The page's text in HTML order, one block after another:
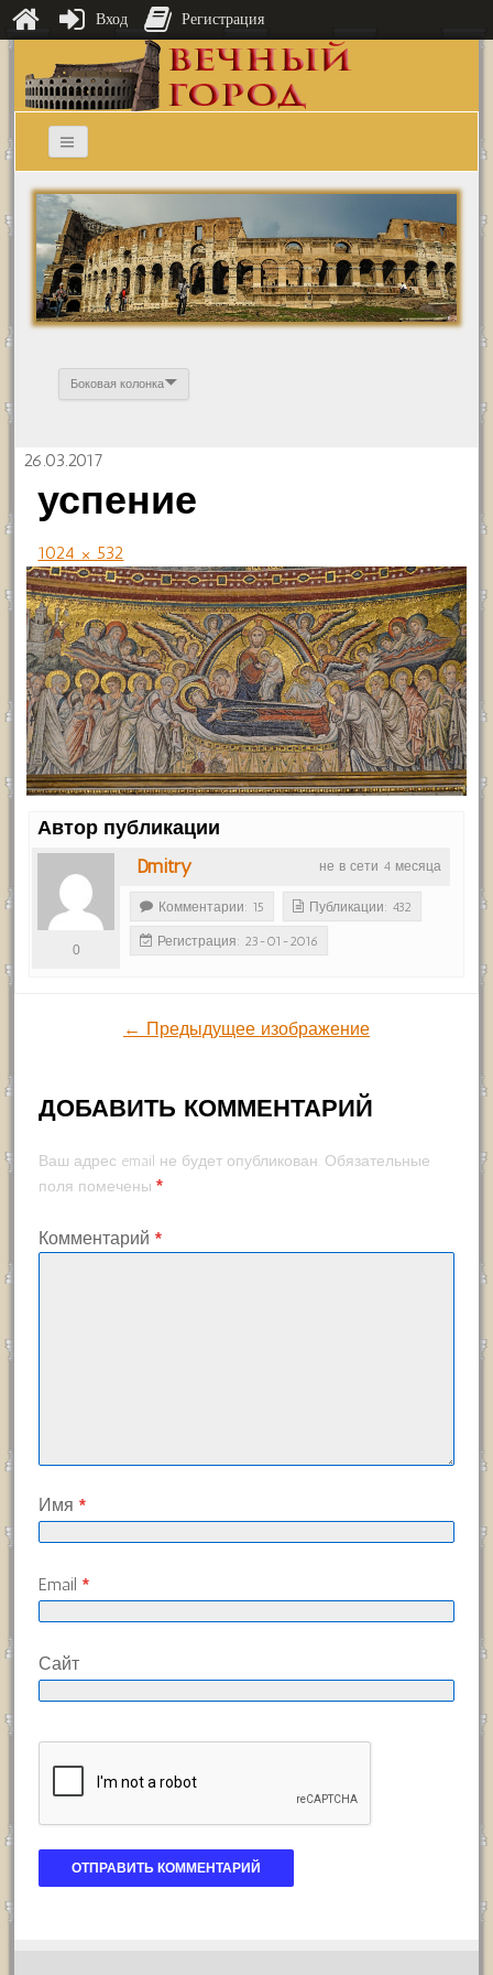
Боковая колонка
26.03.2017
успение
1024 × 532
Автор публикации
не в сети 4 месяца
Dmitry
0
Комментарии: 15 Публикации: 432
Регистрация: 23-01-2016
← Предыдущее изображение
ДОБАВИТЬ КОММЕНТАРИЙ
Ваш адрес email не будет опубликован. Обязательные
поля помечены *
Комментарий *
Имя *
Email *
Сайт
Вход Регистрация